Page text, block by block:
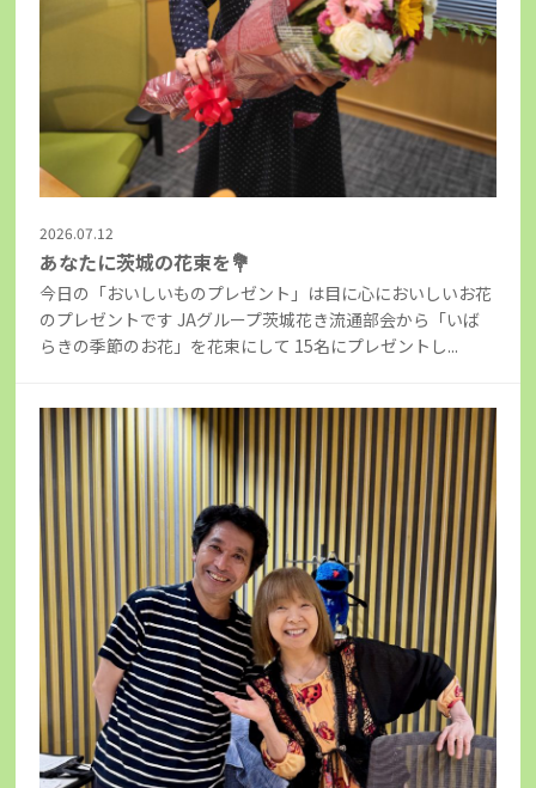
2026.07.12
あなたに茨城の花束を💐
今日の「おいしいものプレゼント」は目に心においしいお花
のプレゼントです JAグループ茨城花き流通部会から「いば
らきの季節のお花」を花束にして 15名にプレゼントし...